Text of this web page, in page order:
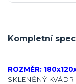
Kompletní
ROZMĚR:
SKLENĚNÝ KVÁDR